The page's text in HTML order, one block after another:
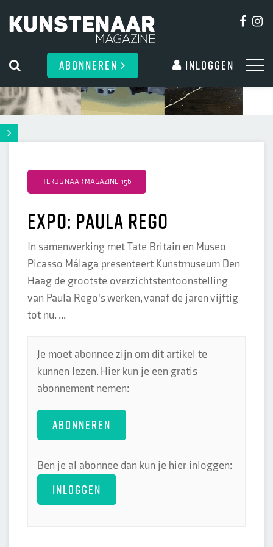
ABONNEREN Inloggen
TERUG NAAR MAGAZINE: 156
Expo: Paula Rego
In samenwerking met Tate Britain en Museo
Picasso Málaga presenteert Kunstmuseum Den
Haag de grootste overzichtstentoonstelling
van Paula Rego's werken, vanaf de jaren vijftig
tot nu. ...
Je moet abonnee zijn om dit artikel te
kunnen lezen. Hier kun je een gratis
abonnement nemen:
ABONNEREN
Ben je al abonnee dan kun je hier inloggen:
INLOGGEN